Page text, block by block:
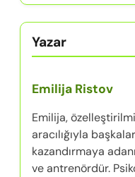
Yazar
Emilija Ristov
Emilija,
aracılığıyla
kazandırmaya
ve antrenördür.